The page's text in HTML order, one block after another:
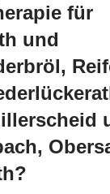
für
und